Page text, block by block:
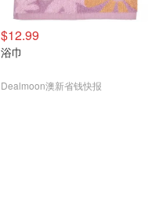
$12.99
浴巾
Dealmoon澳新省钱快报